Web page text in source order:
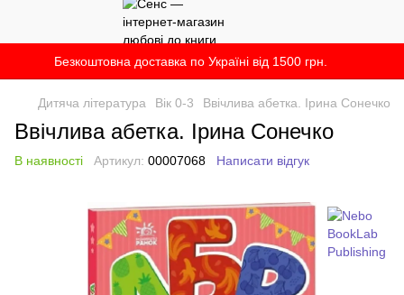
Безкоштовна доставка по Україні від 1500 грн.
Дитяча література Вік 0-3 Ввічлива абетка. Ірина Сонечко
Ввічлива абетка. Ірина Сонечко
В наявності Артикул: 00007068 Написати відгук